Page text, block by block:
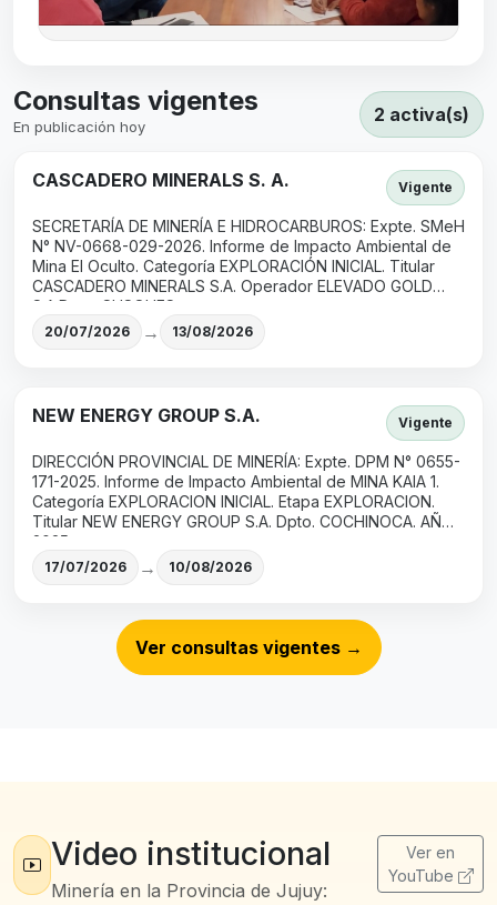
Consultas vigentes
En publicación hoy
2 activa(s)
CASCADERO MINERALS S. A. Vigente
SECRETARÍA DE MINERÍA E HIDROCARBUROS: Expte. SMeH
N° NV-0668-029-2026. Informe de Impacto Ambiental de
Mina El Oculto. Categoría EXPLORACIÓN INICIAL. Titular
CASCADERO MINERALS S.A. Operador ELEVADO GOLD
S.A.Dpto. SUSQUES.
20/07/2026 → 13/08/2026
NEW ENERGY GROUP S.A. Vigente
DIRECCIÓN PROVINCIAL DE MINERÍA: Expte. DPM N° 0655-
171-2025. Informe de Impacto Ambiental de MINA KAIA 1.
Categoría EXPLORACION INICIAL. Etapa EXPLORACION.
Titular NEW ENERGY GROUP S.A. Dpto. COCHINOCA. AÑO
2025.
17/07/2026 → 10/08/2026
Ver consultas vigentes →
Video institucional
Minería en la Provincia de Jujuy:
Ver en
YouTube